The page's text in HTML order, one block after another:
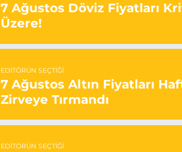
7 Ağustos Döviz Fiyatları
Üzere!
EDITÖRÜN SEÇTIĞI
7 Ağustos Altın Fiyatları
Zirveye Tırmandı
EDITÖRÜN SEÇTIĞI